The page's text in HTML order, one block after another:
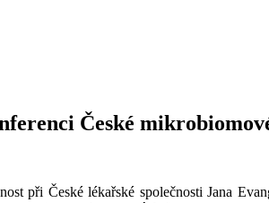
České
při České lékařské společnosti Jana